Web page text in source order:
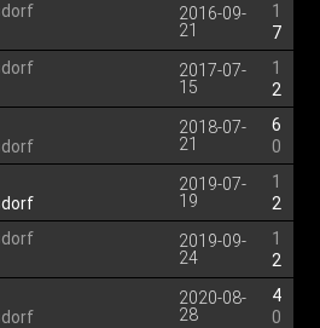
2016-09-
21
1
7
2017-07-
15
1
2
2018-07-
21
6
0
2019-07-
19
1
2
2019-09-
24
1
2
2020-08-
28
4
0